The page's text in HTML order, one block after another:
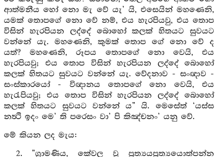
ආත්මනීය හෝ නො මැ වේ යැ’ යි, එසෙයින් මහණෙනි,
යමක් තොපගේ නො වේ නම්, එය හැරපියවු, එය තොප
විසින් හැරපියන ලද්දේ බොහෝ කලක් හිතයට සුවයට
වන්නේ යැ. මහණෙනි, කුමක් තොප ගේ නො වේ ද
යත්? මහණෙනි, රූපය තොපගේ නො වෙයි, එය
හැරපියවු; එය තොප විසින් හැරපියන ලද්දේ බොහෝ
කලක් හිතයට සුවයට වන්නේ යැ. වේදනාව - සංඥාව -
සංස්කාරයෝ - විඥානය තොපගේ නො වෙයි, එය
හැරැපියවු; එය තොප විසින් හැරපියන ලද්දේ බොහෝ
කලක් හිතයට සුවයට වන්නේ ය” යි. මෙසේත් ‘යස්ස
නත්‍ථි ඉදං මෙ’ ති පරෙසං වා’ පි කිඤ්චනං’ යනු වේ.
මේ කියන ලද මැය:
2. ”ග්‍රාමණිය, කේවල වූ ප්‍රත්‍යයප්‍රත්‍යයොත්පන්න